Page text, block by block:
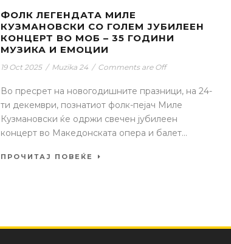
ФОЛК ЛЕГЕНДАТА МИЛЕ
КУЗМАНОВСКИ СО ГОЛЕМ ЈУБИЛЕЕН
КОНЦЕРТ ВО МОБ – 35 ГОДИНИ
МУЗИКА И ЕМОЦИИ
19 Oct 2025 / Muzika 24 / Comments are Off
Во пресрет на новогодишните празници, на 24-
ти декември, познатиот фолк-пејач Миле
Кузмановски ќе одржи свечен јубилеен
концерт во Македонската опера и балет...
ПРОЧИТАЈ ПОВЕЌЕ